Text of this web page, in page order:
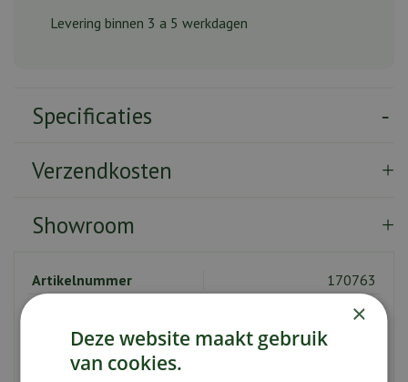
Levering binnen 3 a 5 werkdagen
Specificaties
Verzendkosten
Showroom
Artikelnummer
170763
5420000746527
×
Deze website maakt gebruik
van cookies.